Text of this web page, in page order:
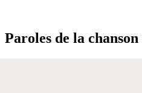
Paroles de la